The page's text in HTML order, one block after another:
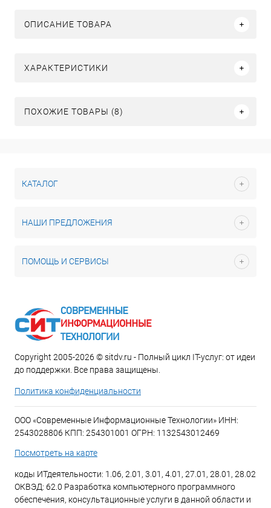
ОПИСАНИЕ ТОВАРА
ХАРАКТЕРИСТИКИ
ПОХОЖИЕ ТОВАРЫ (8)
КАТАЛОГ
НАШИ ПРЕДЛОЖЕНИЯ
ПОМОЩЬ И СЕРВИСЫ
Copyright 2005-2026 © sitdv.ru - Полный цикл IT-услуг: от идеи
до поддержки. Все права защищены.
Политика конфиденциальности
ООО «Современные Информационные Технологии» ИНН:
2543028806 КПП: 254301001 ОГРН: 1132543012469
Посмотреть на карте
коды ИТдеятельности: 1.06, 2.01, 3.01, 4.01, 27.01, 28.01, 28.02
ОКВЭД: 62.0 Разработка компьютерного программного
обеспечения, консультационные услуги в данной области и